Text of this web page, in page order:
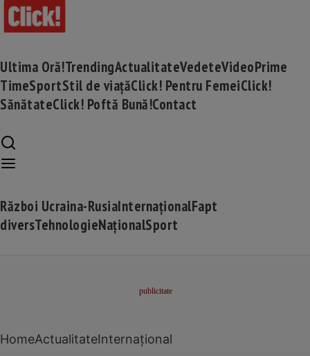
Ultima Oră!TrendingActualitateVedeteVideoPrime
TimeSportStil de viațăClick! Pentru FemeiClick!
SănătateClick! Poftă Bună!Contact
Război Ucraina-RusiaInternaționalFapt
diversTehnologieNaționalSport
HomeActualitateInternațional